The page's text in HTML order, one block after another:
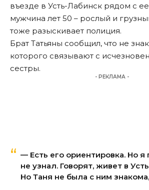
въезде в Усть-Лабинск рядом с
мужчина лет 50 – рослый и
тоже разыскивает полиция.
Брат Татьяны сообщил, что не
которого связывают с
сестры.
- РЕКЛАМА -
— Есть его ориентировка. Но я
не узнал. Говорят, живет в
Но Таня не была с ним знакома,